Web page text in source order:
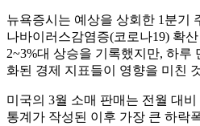
뉴욕증시는 예상을 상회한 1분기
나바이러스감염증(코로나19) 확
2~3%대 상승을 기록했지만, 하루
화된 경제 지표들이 영향을 미친
미국의 3월 소매 판매는 전월 대
통계가 작성된 이후 가장 큰 하락